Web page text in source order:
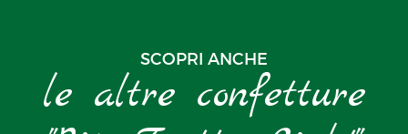
SCOPRI ANCHE
le altre confetture